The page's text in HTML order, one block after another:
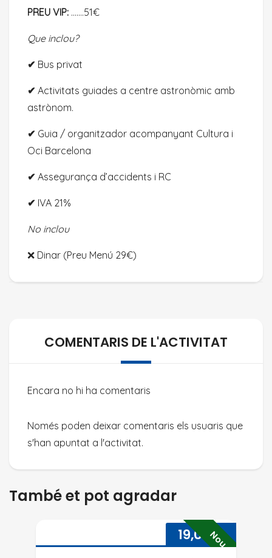
PREU VIP: …….51€
Que inclou?
✔ Bus privat
✔ Activitats guiades a centre astronòmic amb
astrònom.
✔ Guia / organitzador acompanyant Cultura i
Oci Barcelona
✔ Assegurança d’accidents i RC
✔ IVA 21%
No inclou
❌ Dinar (Preu Menú 29€)
COMENTARIS DE L'ACTIVITAT
Encara no hi ha comentaris
Només poden deixar comentaris els usuaris que
s'han apuntat a l'activitat.
També et pot agradar
📢 NOVA DATA! INICIACIÓ A
Nou
19,00€